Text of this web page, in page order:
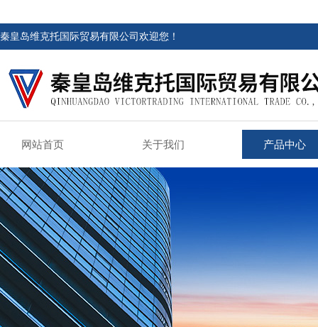
秦皇岛维克托国际贸易有限公司欢迎您！
网站首页 关于我们 产品中心